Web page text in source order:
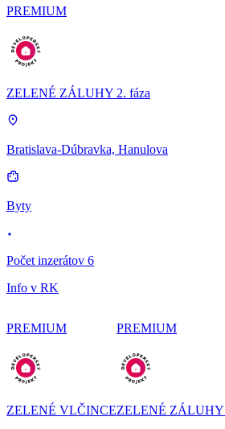
PREMIUM
ZELENÉ ZÁLUHY 2. fáza
Bratislava-Dúbravka, Hanulova
Byty
Počet inzerátov 6
Info v RK
PREMIUM
ZELENÉ VLČINCE
PREMIUM
ZELENÉ ZÁLUHY